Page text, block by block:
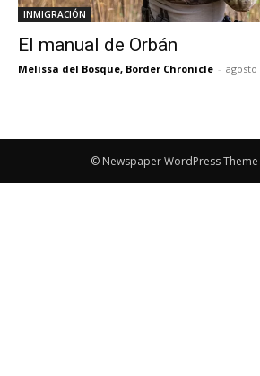
INMIGRACIÓN
El manual de Orbán
Melissa del Bosque, Border Chronicle - agosto
© Newspaper WordPress